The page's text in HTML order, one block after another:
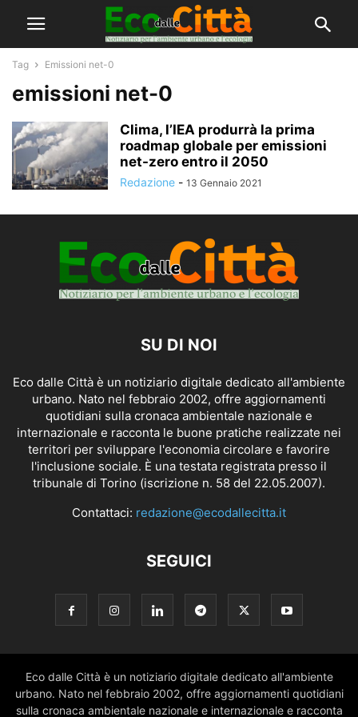
Tag Emissioni net-0
emissioni net-0
Clima, l’IEA produrrà la prima
roadmap globale per emissioni
net-zero entro il 2050
Redazione - 13 Gennaio 2021
SU DI NOI
Eco dalle Città è un notiziario digitale dedicato all'ambiente
urbano. Nato nel febbraio 2002, offre aggiornamenti
quotidiani sulla cronaca ambientale nazionale e
internazionale e racconta le buone pratiche realizzate nei
territori per sviluppare l'economia circolare e favorire
l'inclusione sociale. È una testata registrata presso il
tribunale di Torino (iscrizione n. 58 del 22.05.2007).
Contattaci: redazione@ecodallecitta.it
SEGUICI
Eco dalle Città è un notiziario digitale dedicato all'ambiente
urbano. Nato nel febbraio 2002, offre aggiornamenti quotidiani
sulla cronaca ambientale nazionale e internazionale e racconta